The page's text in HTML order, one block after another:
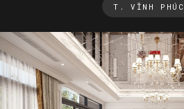
T. VĨNH PHÚC